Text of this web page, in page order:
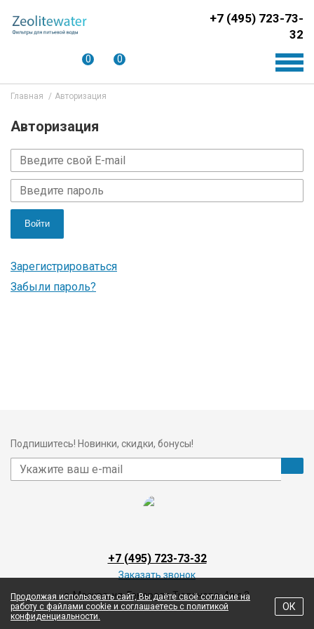
+7 (495) 723-73-
32
0 0
Главная Авторизация
Авторизация
Войти
Зарегистрироваться
Забыли пароль?
Подпишитесь! Новинки, скидки, бонусы!
+7 (495) 723-73-32
Заказать звонок
г. Москва, ул. Генерала Тюленева, 4а с 3
Продолжая использовать сайт, Вы даёте своё согласие на
работу с файлами cookie и соглашаетесь с политикой
конфиденциальности.
ОК